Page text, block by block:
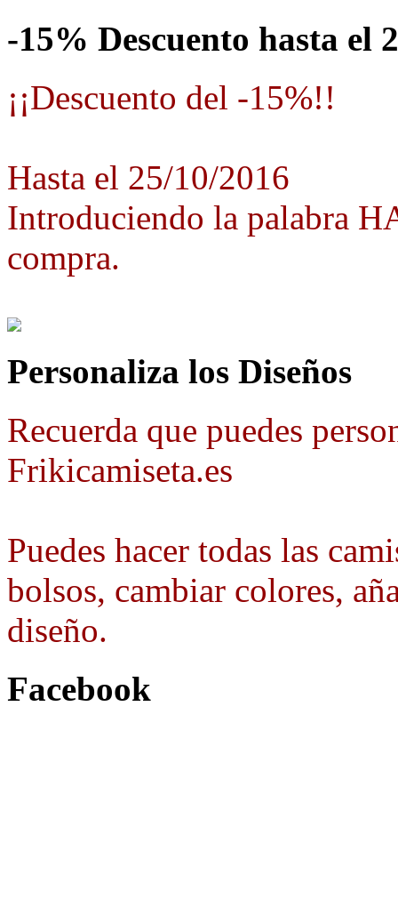
-15% Descuento hasta el
¡¡Descuento del -15%!!
Hasta el 25/10/2016
Introduciendo la palabra
compra.
Personaliza los Diseños
Recuerda que puedes
Frikicamiseta.es
Puedes hacer todas las
bolsos, cambiar colores,
diseño.
Facebook